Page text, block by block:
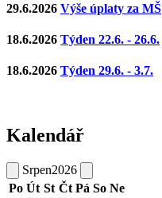
29.6.2026 Výše úplaty za MŠ
18.6.2026 Týden 22.6. - 26.6.
18.6.2026 Týden 29.6. - 3.7.
Kalendář
Srpen2026
Po Út St Čt Pá So Ne